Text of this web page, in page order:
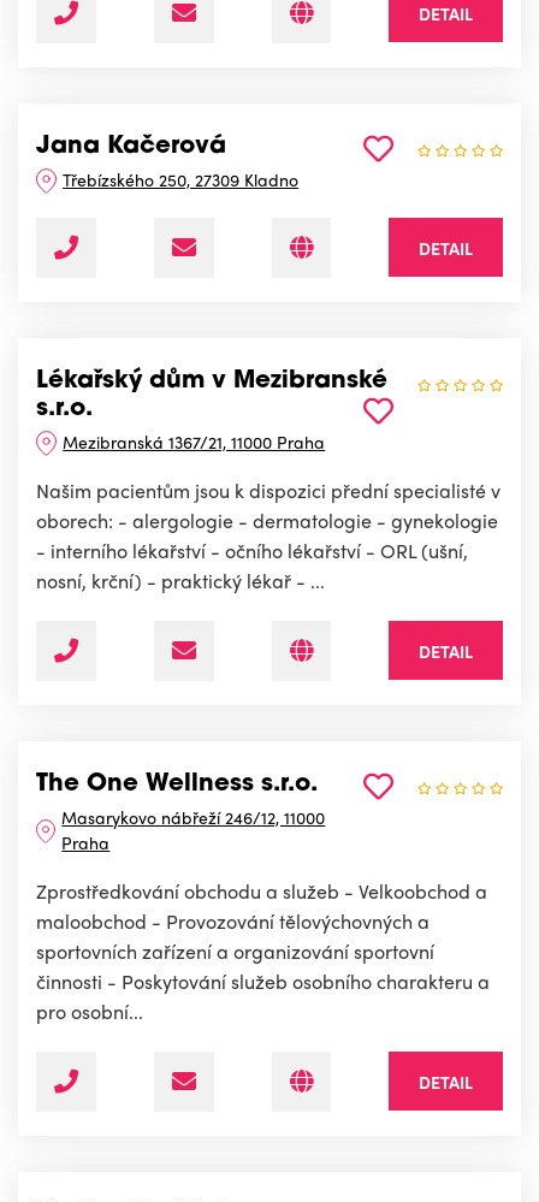
DETAIL
Jana Kačerová
Třebízského 250, 27309 Kladno
DETAIL
Lékařský dům v Mezibranské
s.r.o.
Mezibranská 1367/21, 11000 Praha
Našim pacientům jsou k dispozici přední specialisté v
oborech: - alergologie - dermatologie - gynekologie
- interního lékařství - očního lékařství - ORL (ušní,
nosní, krční) - praktický lékař - ...
DETAIL
The One Wellness s.r.o.
Masarykovo nábřeží 246/12, 11000
Praha
Zprostředkování obchodu a služeb - Velkoobchod a
maloobchod - Provozování tělovýchovných a
sportovních zařízení a organizování sportovní
činnosti - Poskytování služeb osobního charakteru a
pro osobní...
DETAIL